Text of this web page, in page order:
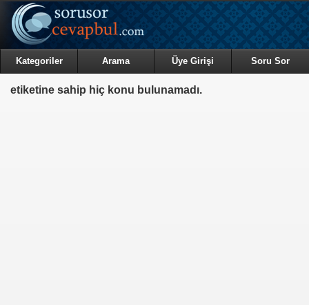
Kategoriler Arama Üye Girişi Soru Sor
etiketine sahip hiç konu bulunamadı.